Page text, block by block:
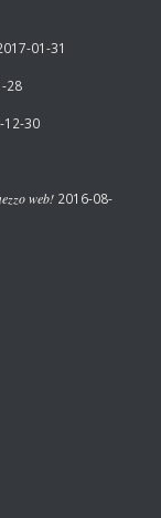
01-31
28
12-30
web! 2016-08-